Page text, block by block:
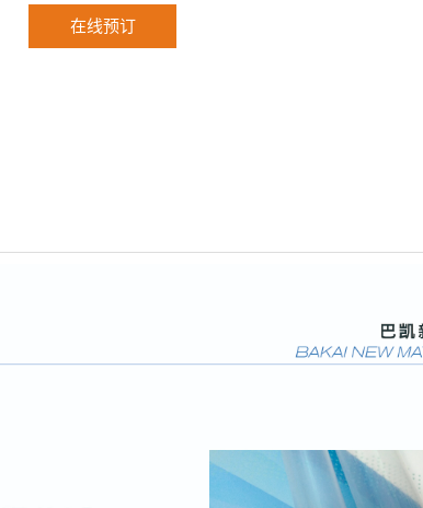
在线预订